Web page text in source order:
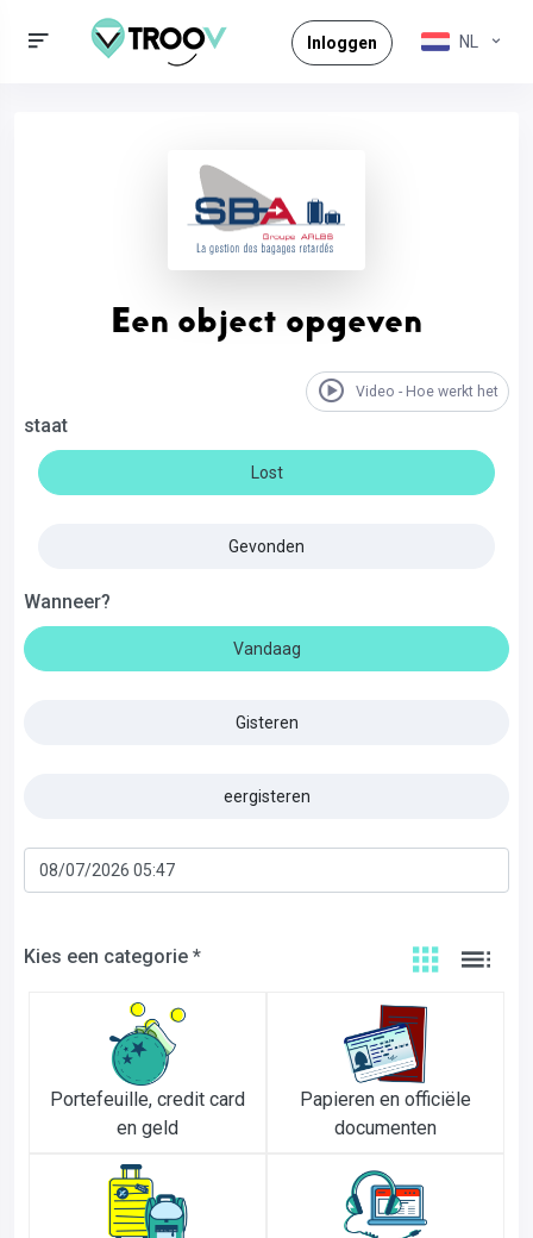
Inloggen NL
Een object opgeven
Video - Hoe werkt het
staat
Lost
Gevonden
Wanneer?
Vandaag
Gisteren
eergisteren
Kies een categorie *
Portefeuille, credit card
en geld
Papieren en officiële
documenten